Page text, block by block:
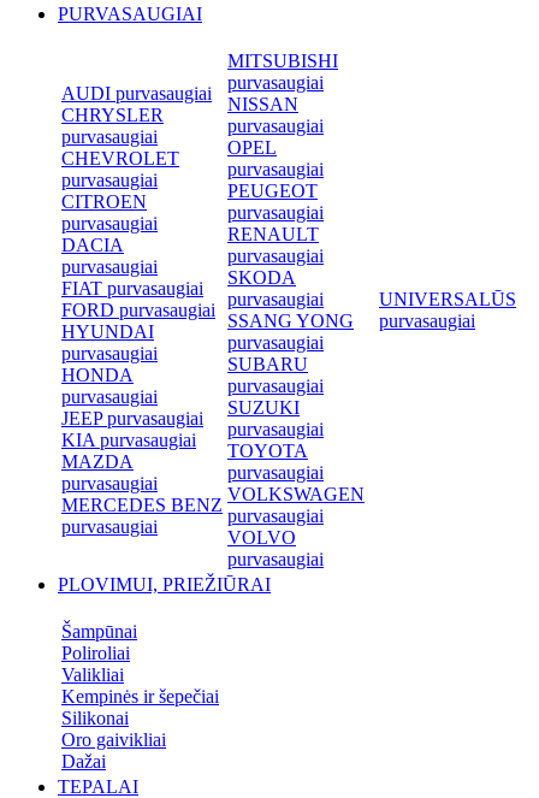
PURVASAUGIAI
AUDI purvasaugiai
CHRYSLER
purvasaugiai
CHEVROLET
purvasaugiai
CITROEN
purvasaugiai
DACIA
purvasaugiai
FIAT purvasaugiai
FORD purvasaugiai
HYUNDAI
purvasaugiai
HONDA
purvasaugiai
JEEP purvasaugiai
KIA purvasaugiai
MAZDA
purvasaugiai
MERCEDES BENZ
purvasaugiai
MITSUBISHI
purvasaugiai
NISSAN
purvasaugiai
OPEL
purvasaugiai
PEUGEOT
purvasaugiai
RENAULT
purvasaugiai
SKODA
purvasaugiai
SSANG YONG
purvasaugiai
SUBARU
purvasaugiai
SUZUKI
purvasaugiai
TOYOTA
purvasaugiai
VOLKSWAGEN
purvasaugiai
VOLVO
purvasaugiai
UNIVERSALŪS
purvasaugiai
PLOVIMUI, PRIEŽIŪRAI
Šampūnai
Poliroliai
Valikliai
Kempinės ir šepečiai
Silikonai
Oro gaivikliai
Dažai
TEPALAI